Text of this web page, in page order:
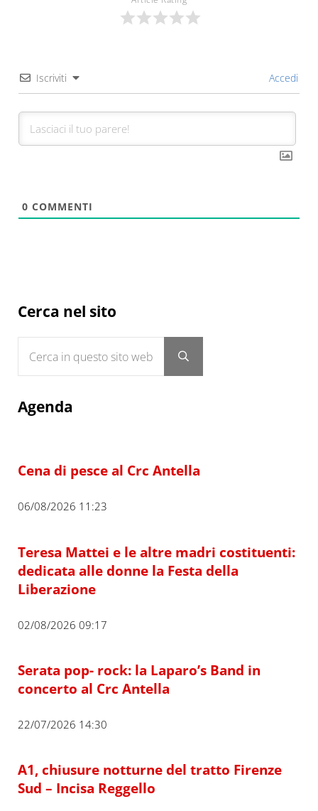
Iscriviti Accedi
0 COMMENTI
Sidebar
Cerca nel sito
Submit search
Agenda
Cena di pesce al Crc Antella
06/08/2026 11:23
Teresa Mattei e le altre madri costituenti:
dedicata alle donne la Festa della
Liberazione
02/08/2026 09:17
Serata pop- rock: la Laparo’s Band in
concerto al Crc Antella
22/07/2026 14:30
A1, chiusure notturne del tratto Firenze
Sud – Incisa Reggello